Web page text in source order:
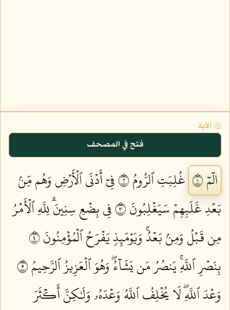
۞ الآية
فتح في المصحف
الٓمٓ ١ غُلِبَتِ ٱلرُّومُ ٢
فِيٓ أَدۡنَى ٱلۡأَرۡضِ وَهُم مِّنۢ
بَعۡدِ غَلَبِهِمۡ سَيَغۡلِبُونَ ٣
فِي بِضۡعِ سِنِينَۗ لِلَّهِ ٱلۡأَمۡرُ
مِن قَبۡلُ وَمِنۢ بَعۡدُۚ وَيَوۡمَئِذٖ يَفۡرَحُ ٱلۡمُؤۡمِنُونَ ٤
بِنَصۡرِ ٱللَّهِۚ يَنصُرُ مَن يَشَآءُۖ وَهُوَ ٱلۡعَزِيزُ ٱلرَّحِيمُ ٥
وَعۡدَ ٱللَّهِۖ لَا يُخۡلِفُ ٱللَّهُ وَعۡدَهُۥ وَلَٰكِنَّ أَكۡثَرَ